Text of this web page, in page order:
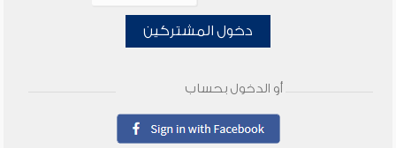
دخول المشتركين
أو الدخول بحساب